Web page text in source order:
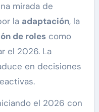
mirada de
la adaptación, la
de rolescomo
el 2026. La
en decisiones
el 2026 con